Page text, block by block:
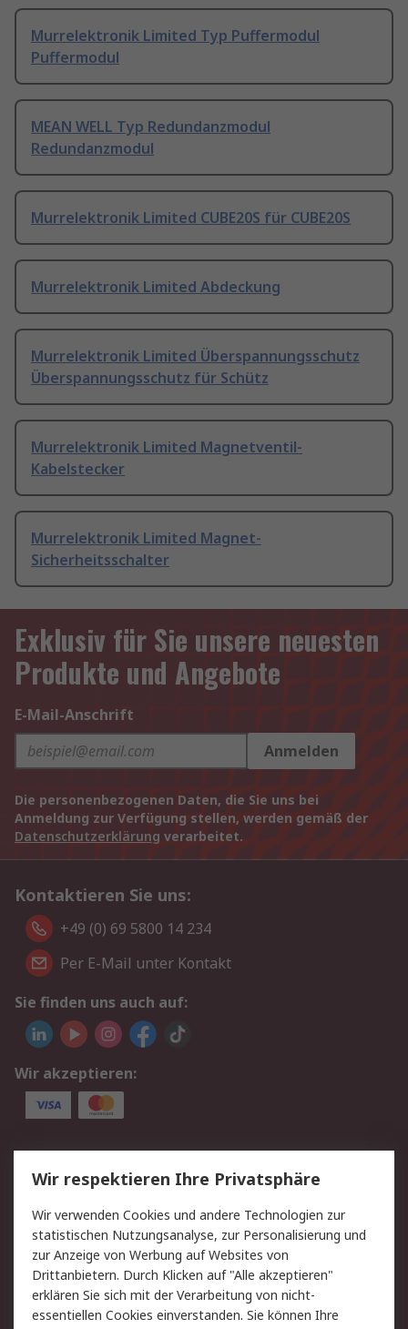
Murrelektronik Limited Typ Puffermodul
Puffermodul
MEAN WELL Typ Redundanzmodul
Redundanzmodul
Murrelektronik Limited CUBE20S für CUBE20S
Murrelektronik Limited Abdeckung
Murrelektronik Limited Überspannungsschutz
Überspannungsschutz für Schütz
Murrelektronik Limited Magnetventil-
Kabelstecker
Murrelektronik Limited Magnet-
Sicherheitsschalter
Exklusiv für Sie unsere neuesten
Produkte und Angebote
E-Mail-Anschrift
Anmelden
Die personenbezogenen Daten, die Sie uns bei
Anmeldung zur Verfügung stellen, werden gemäß der
Datenschutzerklärung verarbeitet.
Kontaktieren Sie uns:
+49 (0) 69 5800 14 234
Per E-Mail unter Kontakt
Sie finden uns auch auf:
Wir akzeptieren:
Service
Value Added Services
Lieferlösungen
Rücksendungen
Kontakt
Hilfe
Privatkunden
Rechtliches
AGB Datenschutz
Wir respektieren Ihre Privatsphäre
Wir verwenden Cookies und andere Technologien zur
statistischen Nutzungsanalyse, zur Personalisierung und
zur Anzeige von Werbung auf Websites von
Drittanbietern. Durch Klicken auf "Alle akzeptieren"
erklären Sie sich mit der Verarbeitung von nicht-
essentiellen Cookies einverstanden. Sie können Ihre